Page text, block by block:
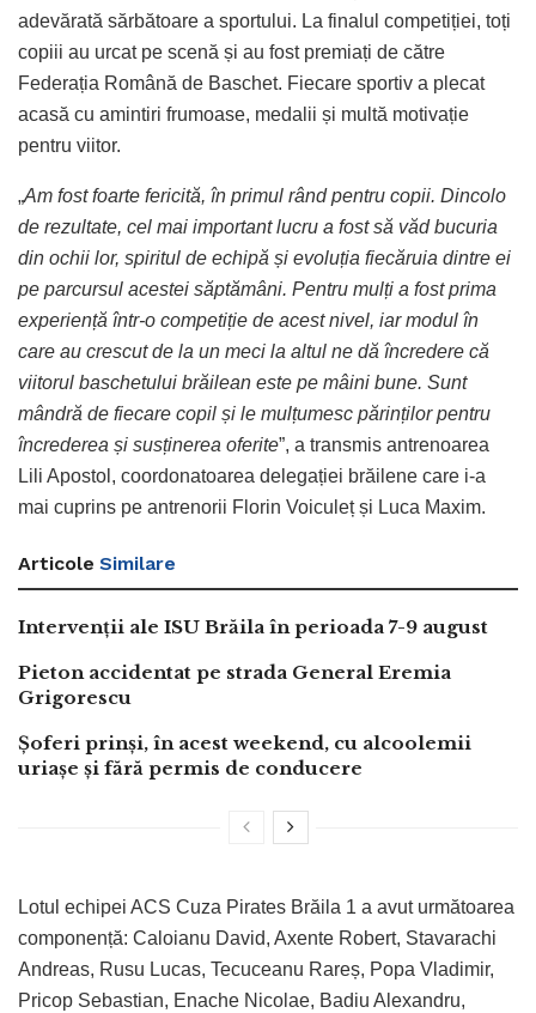
adevărată sărbătoare a sportului. La finalul competiției, toți
copiii au urcat pe scenă și au fost premiați de către
Federația Română de Baschet. Fiecare sportiv a plecat
acasă cu amintiri frumoase, medalii și multă motivație
pentru viitor.
„Am fost foarte fericită, în primul rând pentru copii. Dincolo
de rezultate, cel mai important lucru a fost să văd bucuria
din ochii lor, spiritul de echipă și evoluția fiecăruia dintre ei
pe parcursul acestei săptămâni. Pentru mulți a fost prima
experiență într-o competiție de acest nivel, iar modul în
care au crescut de la un meci la altul ne dă încredere că
viitorul baschetului brăilean este pe mâini bune. Sunt
mândră de fiecare copil și le mulțumesc părinților pentru
încrederea și susținerea oferite”, a transmis antrenoarea
Lili Apostol, coordonatoarea delegației brăilene care i-a
mai cuprins pe antrenorii Florin Voiculeț și Luca Maxim.
Articole Similare
Intervenții ale ISU Brăila în perioada 7-9 august
Pieton accidentat pe strada General Eremia
Grigorescu
Șoferi prinși, în acest weekend, cu alcoolemii
uriașe și fără permis de conducere
Lotul echipei ACS Cuza Pirates Brăila 1 a avut următoarea
componență: Caloianu David, Axente Robert, Stavarachi
Andreas, Rusu Lucas, Tecuceanu Rareș, Popa Vladimir,
Pricop Sebastian, Enache Nicolae, Badiu Alexandru,